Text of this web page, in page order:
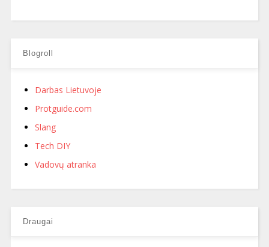
Blogroll
Darbas Lietuvoje
Protguide.com
Slang
Tech DIY
Vadovų atranka
Draugai